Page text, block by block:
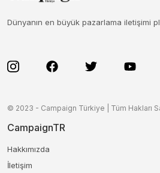
Dünyanın en büyük pazarlama iletişimi
© 2023 - Campaign Türkiye | Tüm Hakları
CampaignTR
Hakkımızda
İletişim